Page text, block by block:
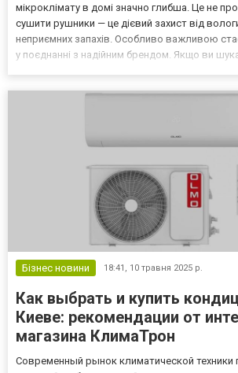
мікроклімату в домі значно глибша. Це не
сушити рушники — це дієвий захист від
неприємних запахів. Особливо важливою
у поєднанні з надійним брендом. Якщо ви
Бізнес новини 18:41, 10 травня 2025 р.
Как выбрать и купить
Киеве: рекомендации от
магазина КлимаТрон
Современный рынок климатической техники